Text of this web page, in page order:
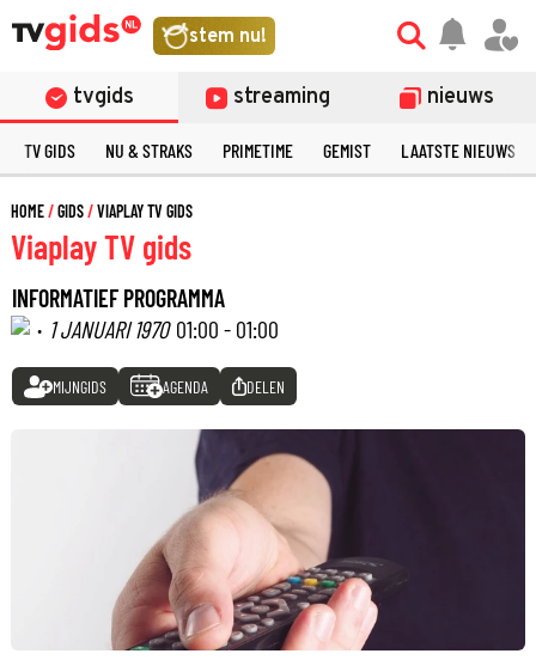
stem nu!
tvgids streaming nieuws
TV GIDS NU & STRAKS PRIMETIME GEMIST LAATSTE NIEUWS
HOME GIDS VIAPLAY TV GIDS
Viaplay TV gids
INFORMATIEF PROGRAMMA
· 1 JANUARI 1970 01:00 - 01:00
MIJNGIDS AGENDA DELEN